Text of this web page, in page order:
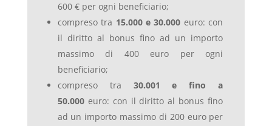
600 € per ogni beneficiario;
compreso tra 15.000 e 30.000 euro: con
il diritto al bonus fino ad un importo
massimo di 400 euro per ogni
beneficiario;
compreso tra 30.001 e fino a
50.000euro: con il diritto al bonus fino
ad un importo massimo di 200 euro per